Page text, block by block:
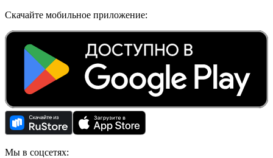
Скачайте мобильное приложение:
Мы в соцсетях: